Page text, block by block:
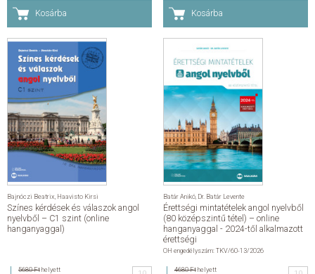
Kosárba Kosárba
Bajnóczi Beatrix Haavisto Kirsi
Színes kérdések és válaszok angol
nyelvből – C1 szint (online
hanganyaggal)
5680 Fthelyett
Batár Anikó Dr. Batár Levente
Érettségi mintatételek angol nyelvből
(80 középszintű tétel) – online
hanganyaggal - 2024-től alkalmazott
érettségi
OH engedélyszám: TKV/60-13/2026
4680 Fthelyett